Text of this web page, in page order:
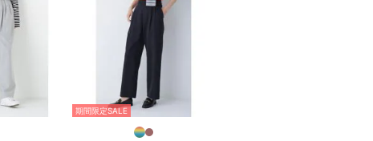
期間限定SALE